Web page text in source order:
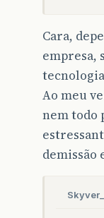
Cara,
empresa,
Ao meu
nem todo
demissão